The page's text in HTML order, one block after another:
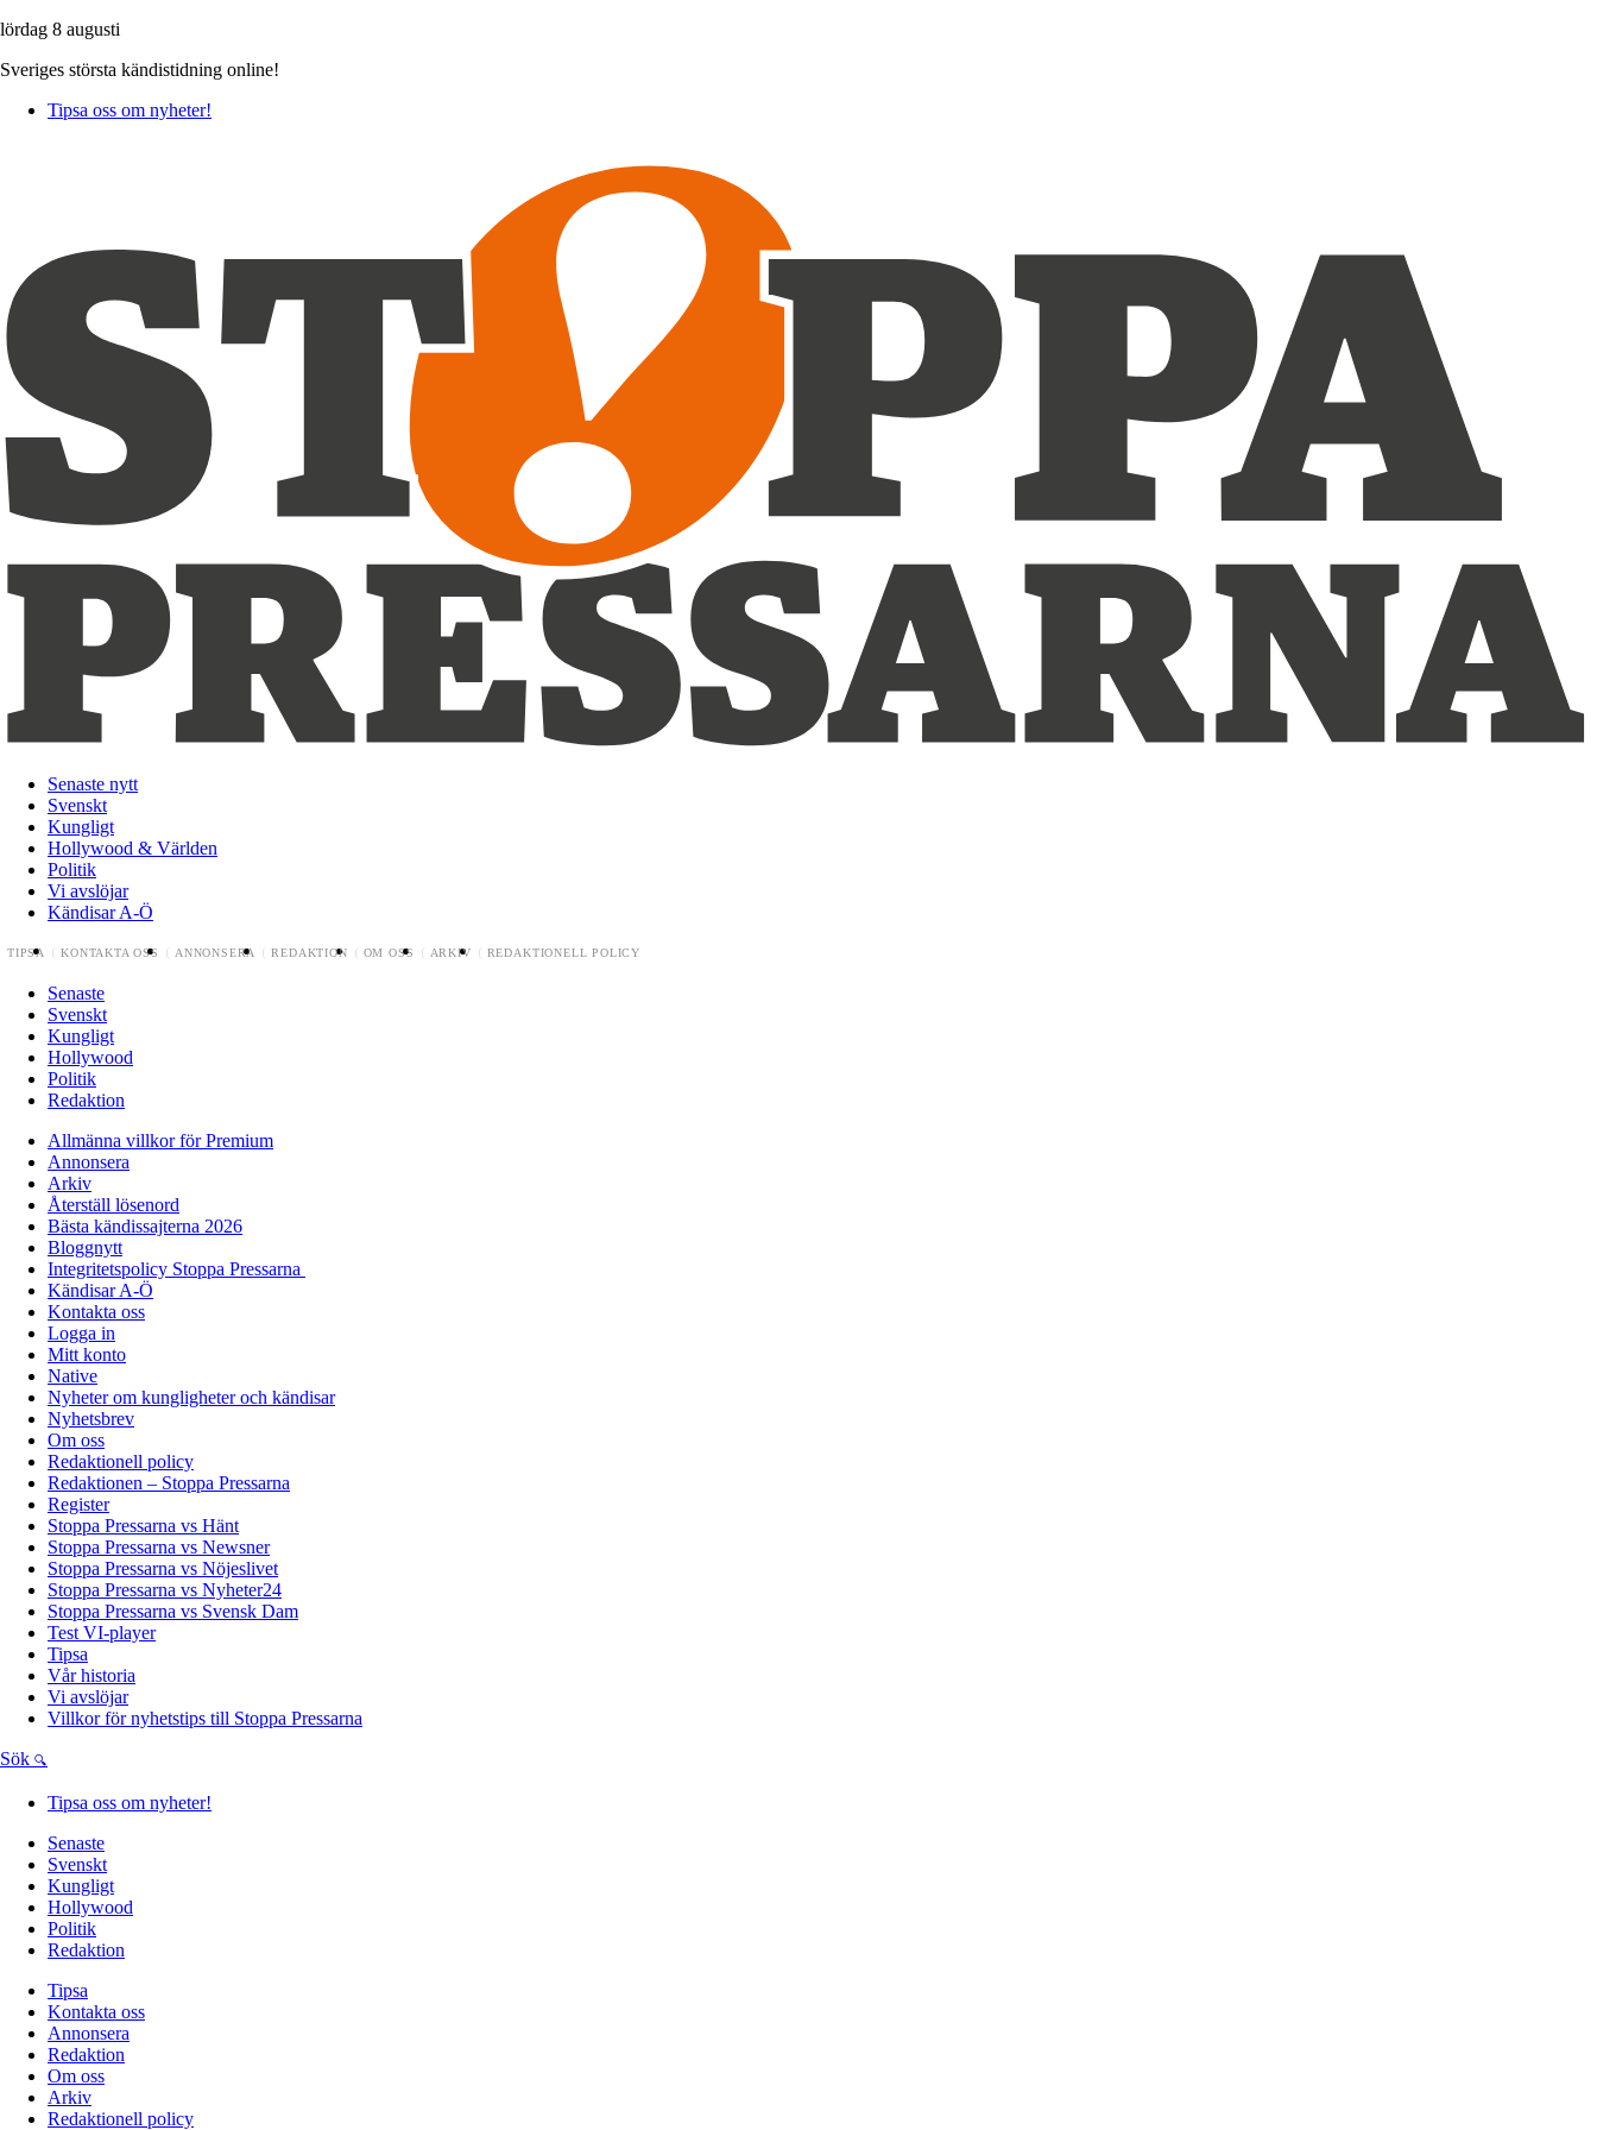
lördag 8 augusti
Sveriges största kändistidning online!
Tipsa oss om nyheter!
Senaste nytt
Svenskt
Kungligt
Hollywood & Världen
Politik
Vi avslöjar
Kändisar A-Ö
TIPSA KONTAKTA OSS ANNONSERA REDAKTION OM OSS ARKIV REDAKTIONELL POLICY
Senaste
Svenskt
Kungligt
Hollywood
Politik
Redaktion
Allmänna villkor för Premium
Annonsera
Arkiv
Återställ lösenord
Bästa kändissajterna 2026
Bloggnytt
Integritetspolicy Stoppa Pressarna
Kändisar A-Ö
Kontakta oss
Logga in
Mitt konto
Native
Nyheter om kungligheter och kändisar
Nyhetsbrev
Om oss
Redaktionell policy
Redaktionen – Stoppa Pressarna
Register
Stoppa Pressarna vs Hänt
Stoppa Pressarna vs Newsner
Stoppa Pressarna vs Nöjeslivet
Stoppa Pressarna vs Nyheter24
Stoppa Pressarna vs Svensk Dam
Test VI-player
Tipsa
Vår historia
Vi avslöjar
Villkor för nyhetstips till Stoppa Pressarna
Sök
Tipsa oss om nyheter!
Senaste
Svenskt
Kungligt
Hollywood
Politik
Redaktion
Tipsa
Kontakta oss
Annonsera
Redaktion
Om oss
Arkiv
Redaktionell policy